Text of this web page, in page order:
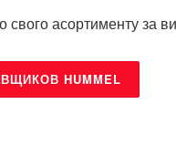
асортименту за
HUMMEL